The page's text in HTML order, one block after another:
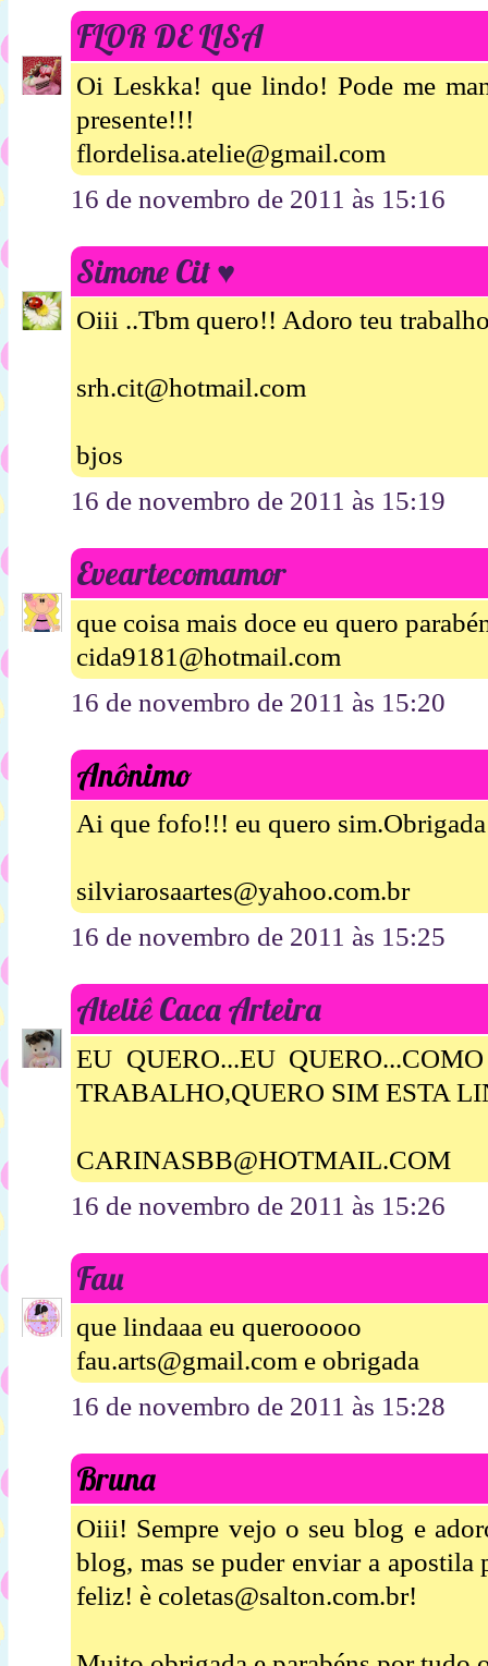
FLOR DE LISA
Oi Leskka! que lindo! Pode me
presente!!!
flordelisa.atelie@gmail.com
16 de novembro de 2011 às 15:16
Simone Cit ♥
Oiii ..Tbm quero!! Adoro teu
srh.cit@hotmail.com
bjos
16 de novembro de 2011 às 15:19
Eveartecomamor
que coisa mais doce eu quero
cida9181@hotmail.com
16 de novembro de 2011 às 15:20
Anônimo
Ai que fofo!!! eu quero
silviarosaartes@yahoo.com.br
16 de novembro de 2011 às 15:25
Ateliê Caca Arteira
EU QUERO...EU
TRABALHO,QUERO SIM ESTA
CARINASBB@HOTMAIL.COM
16 de novembro de 2011 às 15:26
Fau
que lindaaa eu querooooo
fau.arts@gmail.com e obrigada
16 de novembro de 2011 às 15:28
Bruna
Oiii! Sempre vejo o seu blog e
blog, mas se puder enviar a
feliz! è coletas@salton.com.br!